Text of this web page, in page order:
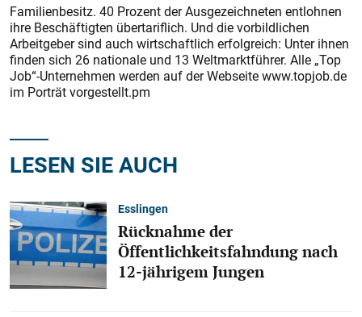
Familienbesitz. 40 Prozent der Ausgezeichneten entlohnen
ihre Beschäftigten übertariflich. Und die vorbildlichen
Arbeitgeber sind auch wirtschaftlich erfolgreich: Unter ihnen
finden sich 26 nationale und 13 Weltmarktführer. Alle „Top
Job“-Unternehmen werden auf der Webseite www.topjob.de
im Porträt vorgestellt.pm
LESEN SIE AUCH
Esslingen
Rücknahme der
Öffentlichkeitsfahndung nach
12-jährigem Jungen